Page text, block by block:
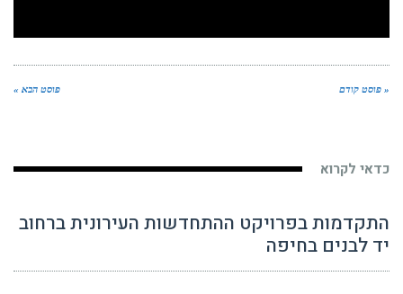
« פוסט קודם פוסט הבא »
כדאי לקרוא
התקדמות בפרויקט ההתחדשות העירונית ברחוב
יד לבנים בחיפה